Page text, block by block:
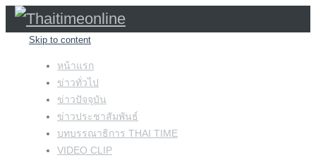
Skip to content
หน้าแรก
ข่าวทั่วไป
ข่าวปัจจุบัน
ข่าวประชาสัมพันธ์
บทบรรณาธิการ THAI TIME
VIDEO CLIP